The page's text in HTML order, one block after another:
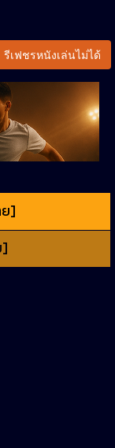
รีเฟชรหนังเล่นไม่ได้
]
]